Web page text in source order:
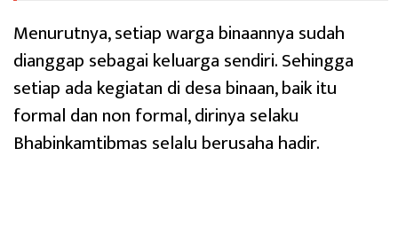
Menurutnya, setiap warga binaannya sudah
dianggap sebagai keluarga sendiri. Sehingga
setiap ada kegiatan di desa binaan, baik itu
formal dan non formal, dirinya selaku
Bhabinkamtibmas selalu berusaha hadir.